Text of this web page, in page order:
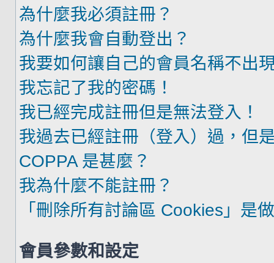
為什麼我必須註冊？
為什麼我會自動登出？
我要如何讓自己的會員名稱不出
我忘記了我的密碼！
我已經完成註冊但是無法登入！
我過去已經註冊（登入）過，但
COPPA 是甚麼？
我為什麼不能註冊？
「刪除所有討論區 Cookies」是
會員參數和設定